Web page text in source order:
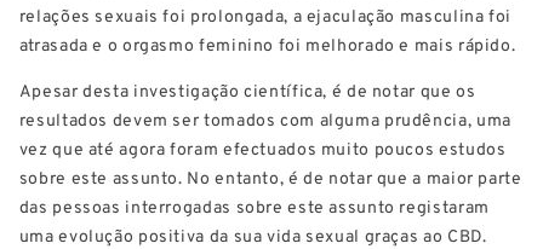
relações sexuais foi prolongada, a ejaculação masculina foi
atrasada e o orgasmo feminino foi melhorado e mais rápido.
Apesar desta investigação científica, é de notar que os
resultados devem ser tomados com alguma prudência, uma
vez que até agora foram efectuados muito poucos estudos
sobre este assunto. No entanto, é de notar que a maior parte
das pessoas interrogadas sobre este assunto registaram
uma evolução positiva da sua vida sexual graças ao CBD.